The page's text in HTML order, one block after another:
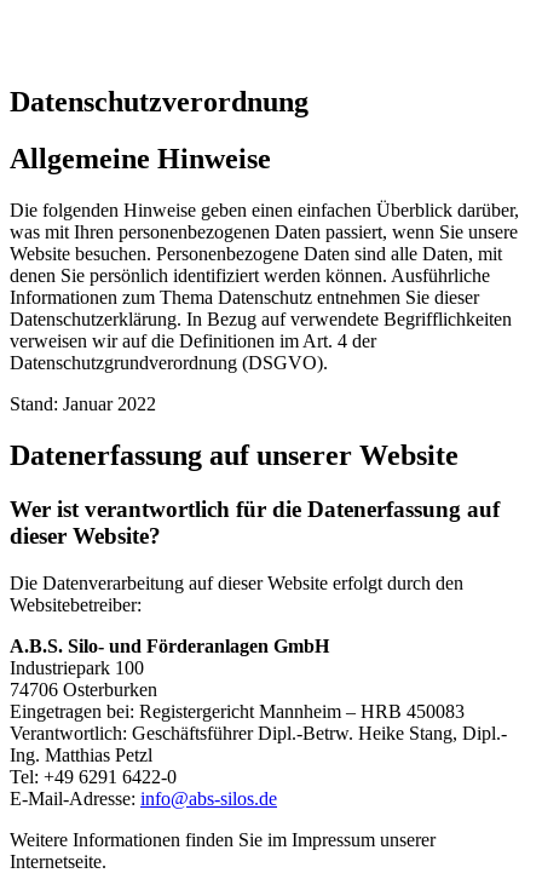
Datenschutzverordnung
Allgemeine Hinweise
Die folgenden Hinweise geben einen einfachen Überblick darüber,
was mit Ihren personenbezogenen Daten passiert, wenn Sie unsere
Website besuchen. Personenbezogene Daten sind alle Daten, mit
denen Sie persönlich identifiziert werden können. Ausführliche
Informationen zum Thema Datenschutz entnehmen Sie dieser
Datenschutzerklärung. In Bezug auf verwendete Begrifflichkeiten
verweisen wir auf die Definitionen im Art. 4 der
Datenschutzgrundverordnung (DSGVO).
Stand: Januar 2022
Datenerfassung auf unserer Website
Wer ist verantwortlich für die Datenerfassung auf
dieser Website?
Die Datenverarbeitung auf dieser Website erfolgt durch den
Websitebetreiber:
A.B.S. Silo- und Förderanlagen GmbH
Industriepark 100
74706 Osterburken
Eingetragen bei: Registergericht Mannheim – HRB 450083
Verantwortlich: Geschäftsführer Dipl.-Betrw. Heike Stang, Dipl.-
Ing. Matthias Petzl
Tel: +49 6291 6422-0
E-Mail-Adresse: info@abs-silos.de
Weitere Informationen finden Sie im Impressum unserer
Internetseite.